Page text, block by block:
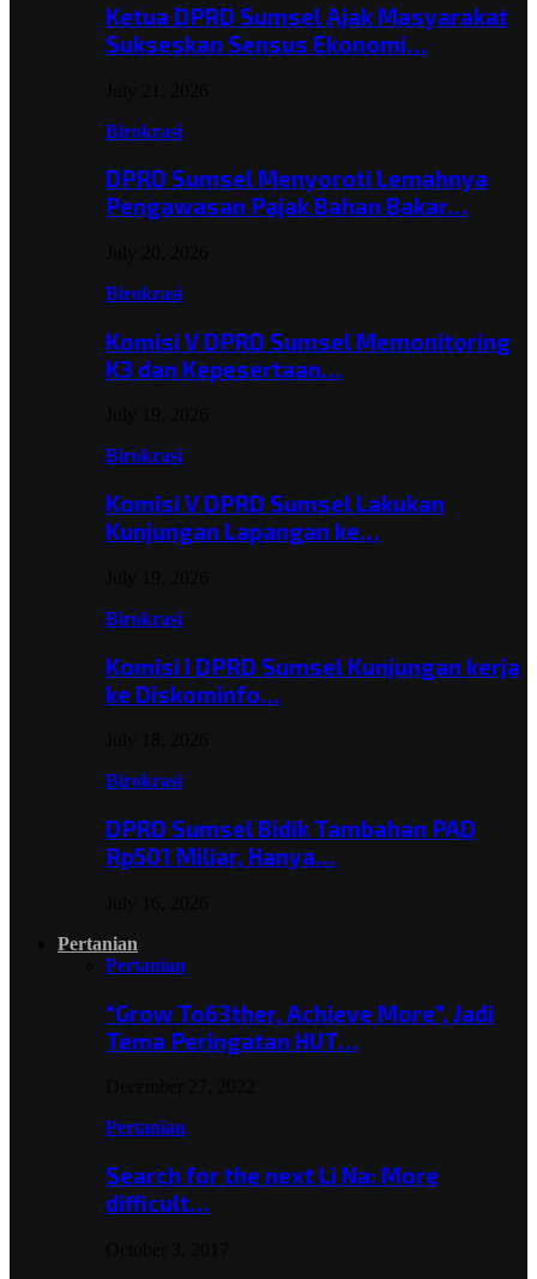
Ketua DPRD Sumsel Ajak Masyarakat
Sukseskan Sensus Ekonomi…
Birokrasi
DPRD Sumsel Menyoroti Lemahnya
Pengawasan Pajak Bahan Bakar…
Birokrasi
Komisi V DPRD Sumsel Memonitoring
K3 dan Kepesertaan…
Birokrasi
Komisi V DPRD Sumsel Lakukan
Kunjungan Lapangan ke…
Birokrasi
Komisi I DPRD Sumsel Kunjungan kerja
ke Diskominfo…
Birokrasi
DPRD Sumsel Bidik Tambahan PAD
Rp501 Miliar, Hanya…
Pertanian
Pertanian
“Grow To63ther, Achieve More”, Jadi
Tema Peringatan HUT…
Pertanian
Search for the next Li Na: More
difficult…